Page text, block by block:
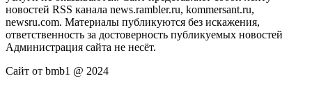
новостей RSS канала news.rambler.ru, kommersant.ru,
newsru.com. Материалы публикуются без искажения,
ответственность за достоверность публикуемых новостей
Администрация сайта не несёт.
Сайт от bmb1 @ 2024